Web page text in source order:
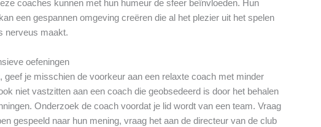
coaches kunnen met hun humeur de sfeer beïnvloeden. Hun
een gespannen omgeving creëren die al het plezier uit het spelen
nerveus maakt.
oefeningen
geef je misschien de voorkeur aan een relaxte coach met minder
niet vastzitten aan een coach die geobsedeerd is door het behalen
Onderzoek de coach voordat je lid wordt van een team. Vraag
gespeeld naar hun mening, vraag het aan de directeur van de club